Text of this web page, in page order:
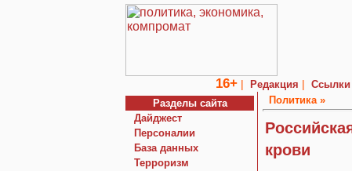
16+ | Редакция | Ссылки
Разделы сайта
Дайджест
Персоналии
База данных
Терроризм
Политика »
крови